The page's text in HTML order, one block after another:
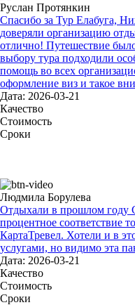
Руслан Протянкин
Спасибо за Тур Елабуга,
доверяли организацию
отлично! Путешествие
выбору тура подходили
помощь во всех
оформление виз и такое
Дата: 2026-03-21
Качество
Стоимость
Сроки
Людмила Борулева
Отдыхали в прошлом году
процентное соответствие
КартаТревел. Хотели и в
услугами, но видимо эта
Дата: 2026-03-21
Качество
Стоимость
Сроки